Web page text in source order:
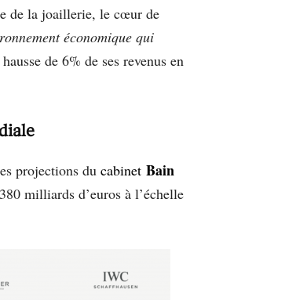
de la joaillerie, le cœur de
économique qui
de 6% de ses revenus en
projections du cabinet Bain
milliards d’euros à l’échelle